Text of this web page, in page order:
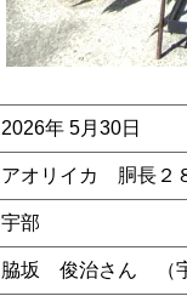
2026年 5月30日
アオリイカ 胴長２
宇部
脇坂 俊治さん （宇